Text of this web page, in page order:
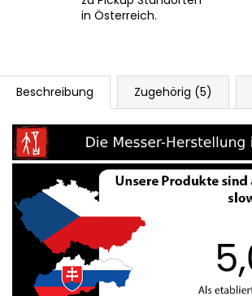
in Österreich.
Beschreibung Zugehörig (5)